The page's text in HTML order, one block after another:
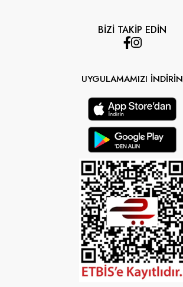
BİZİ TAKİP EDİN
UYGULAMAMIZI İNDİRİN